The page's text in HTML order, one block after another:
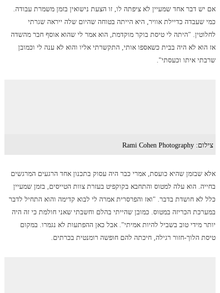
אם יש דבר אחד שמעיין לא ציפתה לו, זו הצעת נישואין בזמן משמרת עבודה.
כמי שעבדה כדיילת אוויר, היא הייתה בטוחה שהיום שלה ייראה שגרתי
לחלוטין. "היתה לי טיסת בוקר מוקדמת, הוא אמר לי שהוא אוסף חבר מהשדה
אז הוא לא היה בבית כשאספו אותי, התקשרתי אליו והוא לא ענה לי וכמובן
שרבתי איתו וכעסתי".
צילום: Rami Cohen Photography
אלא שבזמן שהיא כועסת, אמרי כבר היה עסוק בתכנון אחד הרגעים המרגשים
בחייה. הוא עלה למטוס והתחבא בקוקפיט בעזרת צוות הטייסים, בזמן שמעיין
כלל לא חושדת בדבר. "ואז והפרסרית אמרה לי לבוא קדימה והוא התחיל לדבר
במערכת הכריזה במטוס. כמובן שהייתי בהלם וחשבתי שאני חולמת כי זה היה
יותר מידי טוב בשביל להיות אמיתי". אבל כאן ההפתעות לא נגמרו. במקום
טיסת הלוך-חזור רגילה, חיכתה להם חופשה רומנטית בכרתים.